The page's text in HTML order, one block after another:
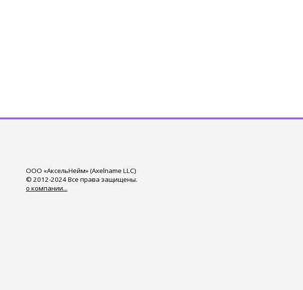
ООО «АксельНейм» (Axelname LLC)
© 2012-2024 Все права защищены.
о компании...